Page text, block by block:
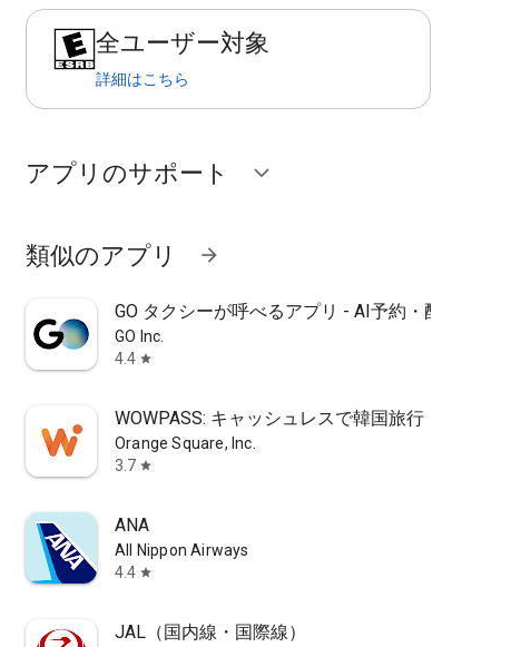
で。
全ユーザー対象
詳細はこちら
アプリのサポート expand_more
類似のアプリ arrow_forward
GO タクシーが呼べるアプリ - AI予約・配車・迎
GO Inc.
4.4 star
WOWPASS: キャッシュレスで韓国旅行
Orange Square, Inc.
3.7 star
ANA
All Nippon Airways
4.4 star
JAL（国内線・国際線）